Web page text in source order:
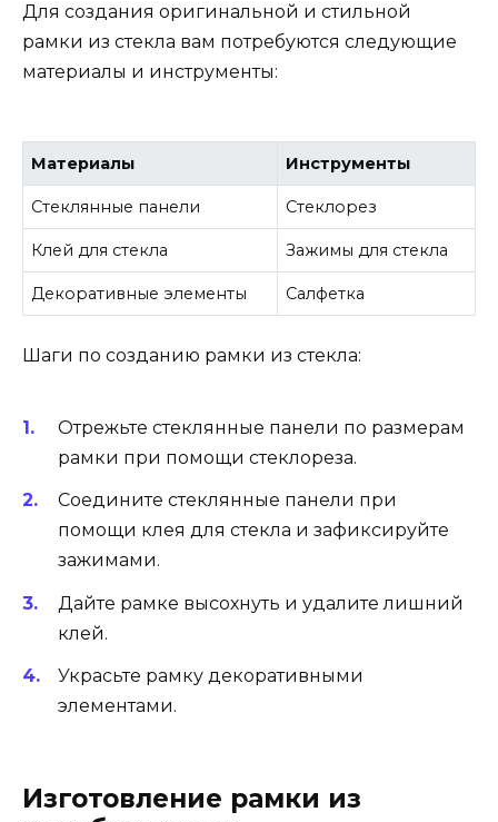
Для создания оригинальной и стильной
рамки из стекла вам потребуются следующие
материалы и инструменты:
Материалы Инструменты
Стеклянные панели Стеклорез
Клей для стекла Зажимы для стекла
Декоративные элементы Салфетка
Шаги по созданию рамки из стекла:
Отрежьте стеклянные панели по размерам
рамки при помощи стеклореза.
Соедините стеклянные панели при
помощи клея для стекла и зафиксируйте
зажимами.
Дайте рамке высохнуть и удалите лишний
клей.
Украсьте рамку декоративными
элементами.
Изготовление рамки из